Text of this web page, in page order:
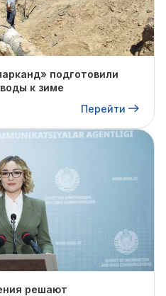
подготовили
к зиме
Перейти
решают